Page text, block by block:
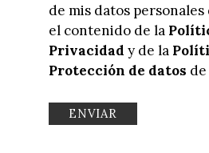
de mis datos
el contenido de la
Privacidad y de la
Protección de datos